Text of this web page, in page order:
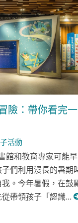
險：帶你看完一
活動
館和教育專家可能早
們利用漫長的暑期
。今年暑假，在鼓
帶領孩子「認識...